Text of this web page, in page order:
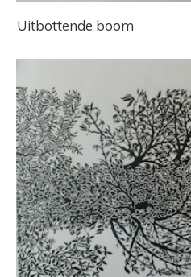
Uitbottende boom